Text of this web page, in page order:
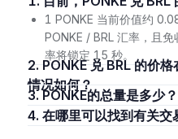
1 PONKE 当前价值约
PONKE / BRL 汇率，且
率将锁定 15 秒。
2. PONKE 兑 BRL 的价格在过去 24 小时内的波动
情况如何？
3. PONKE的总量是多少？
4. 在哪里可以找到有关